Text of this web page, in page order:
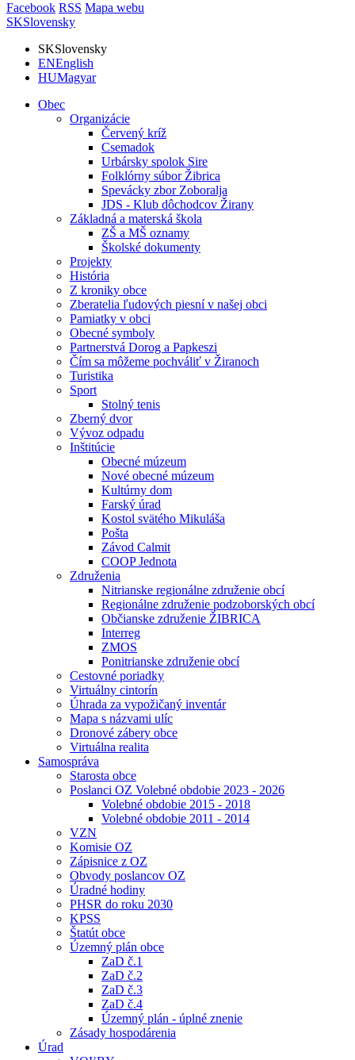
Facebook RSS Mapa webu
SKSlovensky
SKSlovensky
ENEnglish
HUMagyar
Obec
Organizácie
Červený kríž
Csemadok
Urbársky spolok Sire
Folklórny súbor Žibrica
Spevácky zbor Zoboralja
JDS - Klub dôchodcov Žirany
Základná a materská škola
ZŠ a MŠ oznamy
Školské dokumenty
Projekty
História
Z kroniky obce
Zberatelia ľudových piesní v našej obci
Pamiatky v obci
Obecné symboly
Partnerstvá Dorog a Papkeszi
Čím sa môžeme pochváliť v Žiranoch
Turistika
Sport
Stolný tenis
Zberný dvor
Vývoz odpadu
Inštitúcie
Obecné múzeum
Nové obecné múzeum
Kultúrny dom
Farský úrad
Kostol svätého Mikuláša
Pošta
Závod Calmit
COOP Jednota
Združenia
Nitrianske regionálne združenie obcí
Regionálne združenie podzoborských obcí
Občianske združenie ŽIBRICA
Interreg
ZMOS
Ponitrianske združenie obcí
Cestovné poriadky
Virtuálny cintorín
Úhrada za vypožičaný inventár
Mapa s názvami ulíc
Dronové zábery obce
Virtuálna realita
Samospráva
Starosta obce
Poslanci OZ Volebné obdobie 2023 - 2026
Volebné obdobie 2015 - 2018
Volebné obdobie 2011 - 2014
VZN
Komisie OZ
Zápisnice z OZ
Obvody poslancov OZ
Úradné hodiny
PHSR do roku 2030
KPSS
Štatút obce
Územný plán obce
ZaD č.1
ZaD č.2
ZaD č.3
ZaD č.4
Územný plán - úplné znenie
Zásady hospodárenia
Úrad